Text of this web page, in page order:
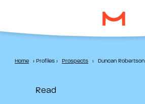
Home › Profiles › Prospects › Duncan Robertson
Read